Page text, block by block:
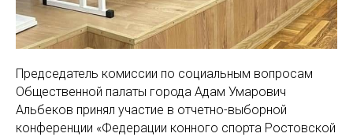
Председатель комиссии по социальным вопросам
Общественной палаты города Адам Умарович
Альбеков принял участие в отчетно-выборной
конференции «Федерации конного спорта Ростовской